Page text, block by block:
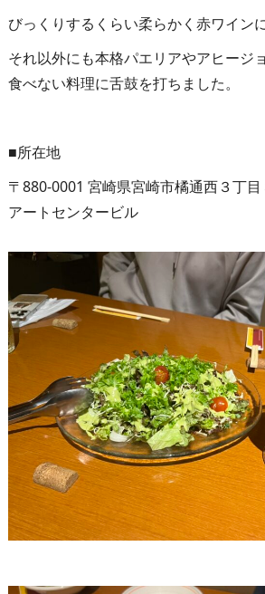
びっくりするくらい柔らかく赤ワイン
それ以外にも本格パエリアやアヒージ
食べない料理に舌鼓を打ちました。
■所在地
〒880-0001 宮崎県宮崎市橘通西３丁
アートセンタービル